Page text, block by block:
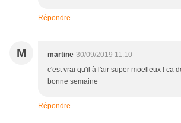
Répondre
M martine 30/09/2019 11:10
c'est vrai qu'il à l'air super moelleux ! ca
bonne semaine
Répondre